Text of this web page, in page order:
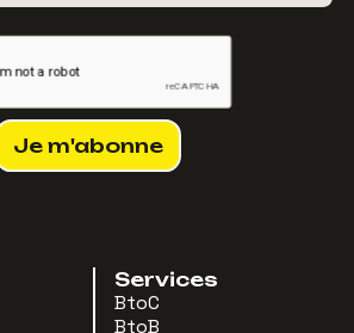
Services
BtoC
BtoB